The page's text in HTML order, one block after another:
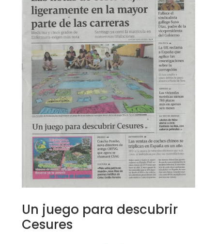
Un juego para descubrir
Cesures